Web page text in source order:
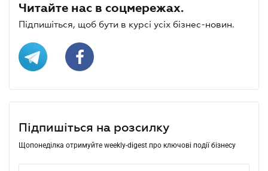
Читайте нас в соцмережах.
Підпишіться, щоб бути в курсі усіх бізнес-новин.
Підпишіться на розсилку
Щопонеділка отримуйте weekly-digest про ключові події бізнесу